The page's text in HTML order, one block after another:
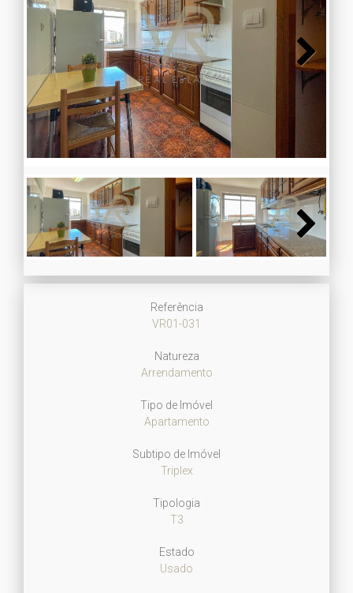
Next
Next
Referência
VR01-031
Natureza
Arrendamento
Tipo de Imóvel
Apartamento
Subtipo de Imóvel
Triplex
Tipologia
T3
Estado
Usado